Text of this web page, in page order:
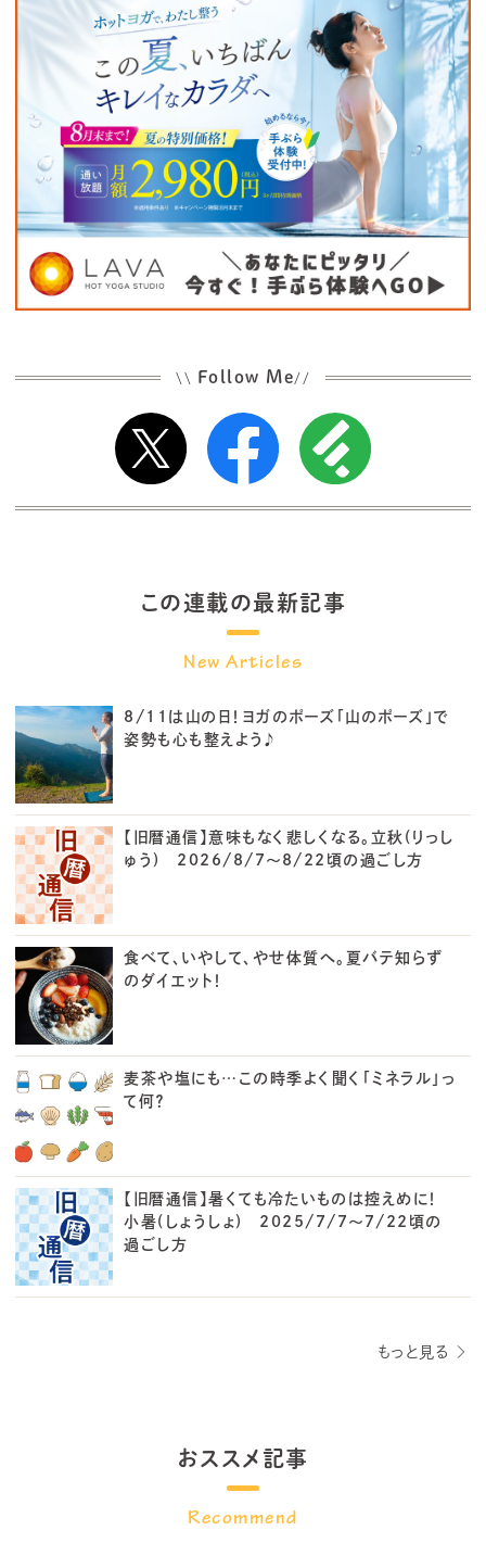
\\ Follow Me//
この連載の最新記事
8/11は山の日！ヨガのポーズ「山のポーズ」で
姿勢も心も整えよう♪
【旧暦通信】意味もなく悲しくなる。立秋(りっし
ゅう) 2026/8/7～8/22頃の過ごし方
食べて、いやして、やせ体質へ。夏バテ知らず
のダイエット！
麦茶や塩にも…この時季よく聞く「ミネラル」っ
て何？
【旧暦通信】暑くても冷たいものは控えめに！
小暑(しょうしょ) 2025/7/7～7/22頃の
過ごし方
もっと見る
おススメ記事